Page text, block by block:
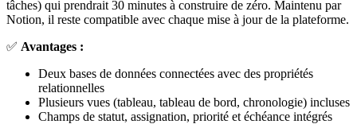
tâches) qui prendrait 30 minutes à construire de zéro. Maintenu par
Notion, il reste compatible avec chaque mise à jour de la plateforme.
✅ Avantages :
Deux bases de données connectées avec des propriétés
relationnelles
Plusieurs vues (tableau, tableau de bord, chronologie) incluses
Champs de statut, assignation, priorité et échéance intégrés